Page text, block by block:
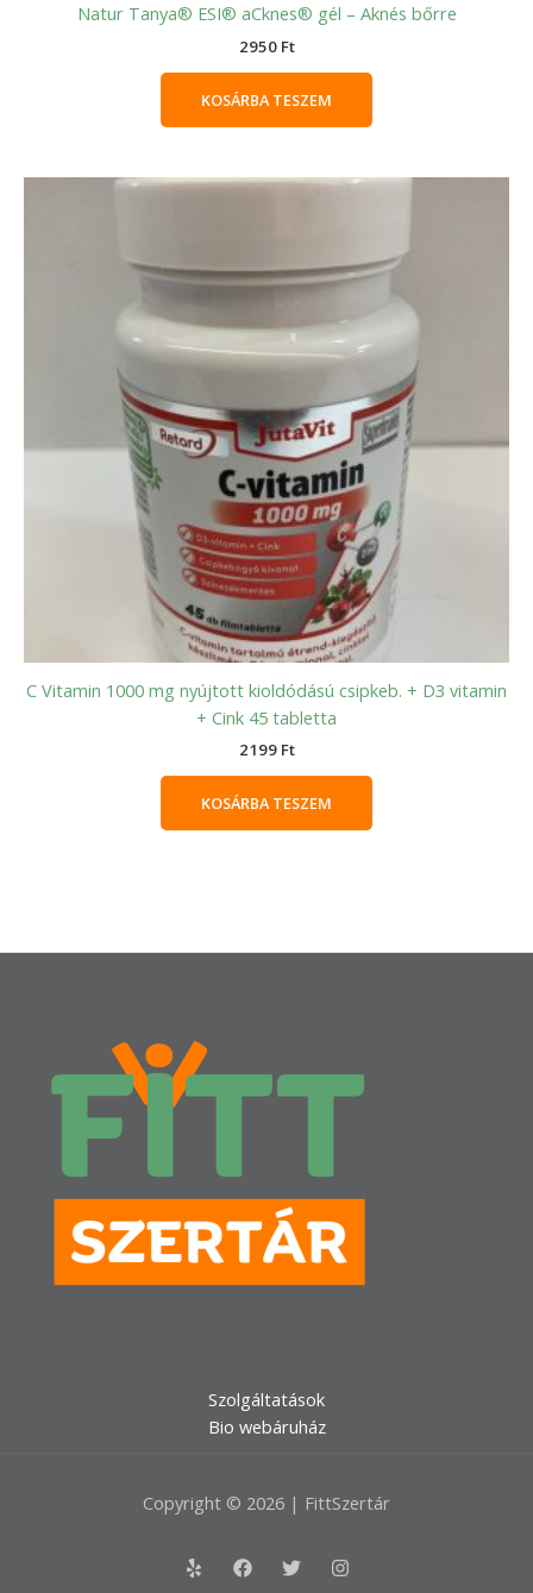
Natur Tanya® ESI® aCknes® gél – Aknés bőrre
2950 Ft
KOSÁRBA TESZEM
C Vitamin 1000 mg nyújtott kioldódású csipkeb. + D3 vitamin
+ Cink 45 tabletta
2199 Ft
KOSÁRBA TESZEM
Szolgáltatások
Bio webáruház
Copyright © 2026 | FittSzertár